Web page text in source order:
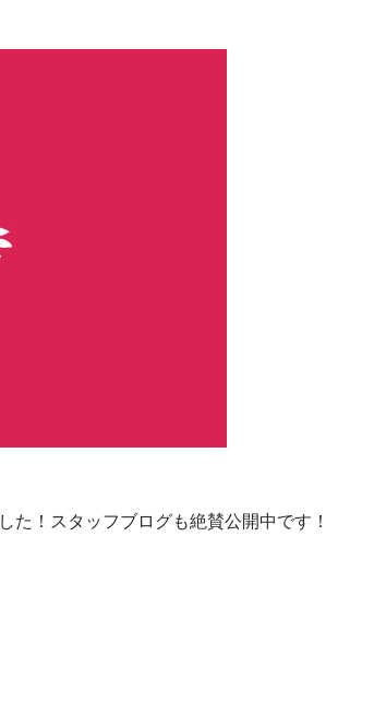
た！スタッフブログも絶賛公開中です！